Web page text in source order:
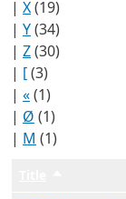
| X(19)
| Y(34)
| Z(30)
| [(3)
| «(1)
| Ø (1)
| Μ (1)